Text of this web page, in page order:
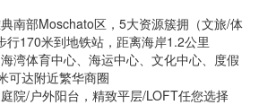
部Moschato区，5大资源簇拥（文旅/体
行170米到地铁站，距离海岸1.2公里
体育中心、海运中心、文化中心、度假
可达附近繁华商圈
/户外阳台，精致平层/LOFT任您选择